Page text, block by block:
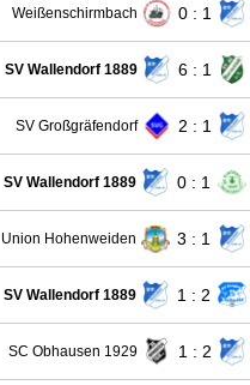
Weißenschirmbach 0 : 1
SV Wallendorf 1889 6 : 1
SV Großgräfendorf 2 : 1
SV Wallendorf 1889 0 : 1
Union Hohenweiden 3 : 1
SV Wallendorf 1889 1 : 2
SC Obhausen 1929 1 : 2